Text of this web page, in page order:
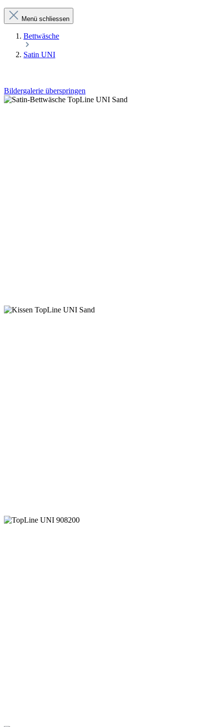
Menü schliessen
Bettwäsche
Satin UNI
Bildergalerie überspringen